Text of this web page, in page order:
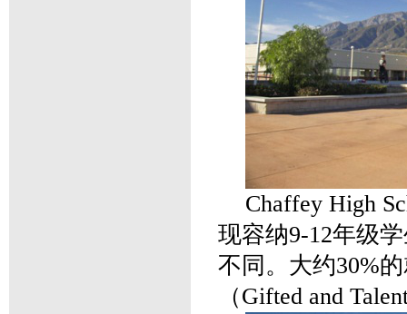
Chaffey High
现容纳9-12年级
不同。大约30%
（Gifted and